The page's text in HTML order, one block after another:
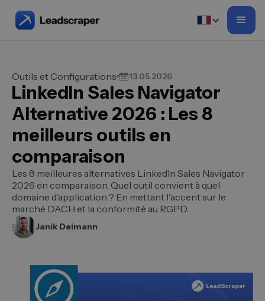
Outils et Configurations 13.05.2026
LinkedIn Sales Navigator
Alternative 2026 : Les 8
meilleurs outils en
comparaison
Les 8 meilleures alternatives LinkedIn Sales Navigator
2026 en comparaison. Quel outil convient à quel
domaine d’application ? En mettant l'accent sur le
marché DACH et la conformité au RGPD.
Janik Deimann